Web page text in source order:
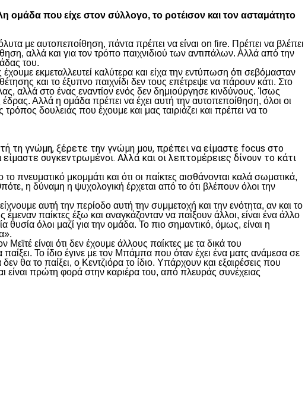
ομάδα που είχε στον σύλλογο, το ροτέισον και τον ασταμάτητο
με αυτοπεποίθηση, πάντα πρέπει να είναι on fire. Πρέπει να βλέπει
αλλά και για τον τρόπο παιχνιδιού των αντιπάλων. Αλλά από την
του.
εκμεταλλευτεί καλύτερα και είχα την εντύπωση ότι σεβόμασταν
και το έξυπνο παιχνίδι δεν τους επέτρεψε να πάρουν κάτι. Στο
αλλά στο ένας εναντίον ενός δεν δημιούργησε κινδύνους. Ίσως
Αλλά η ομάδα πρέπει να έχει αυτή την αυτοπεποίθηση, όλοι οι
δουλειάς που έχουμε και μας ταιριάζει και πρέπει να το
τη γνώμη, ξέρετε την γνώμη μου, πρέπει να είμαστε focus στο
συγκεντρωμένοι. Αλλά και οι λεπτομέρειες δίνουν το κάτι
πνευματικό μκομμάτι και ότι οι παίκτες αισθάνονται καλά σωματικά,
η δύναμη η ψυχολογική έρχεται από το ότι βλέπουν όλοι την
αυτή την περίοδο αυτή την συμμετοχή και την ενότητα, αν και το
παίκτες έξω και αναγκάζονταν να παίξουν άλλοι, είναι ένα άλλο
θυσία όλοι μαζί για την ομάδα. Το πιο σημαντικό, όμως, είναι η
είναι ότι δεν έχουμε άλλους παίκτες με τα δικά του
Το ίδιο έγινε με τον Μπάμπα που όταν έχει ένα ματς ανάμεσα σε
θα το παίξει, ο Κεντζιόρα το ίδιο. Υπάρχουν και εξαιρέσεις που
είναι πρώτη φορά στην καριέρα του, από πλευράς συνέχειας